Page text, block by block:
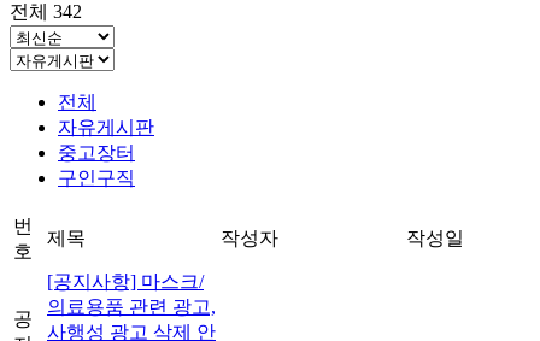
전체 342
전체
자유게시판
중고장터
구인구직
번
호
제목 작성자 작성일
공
[공지사항] 마스크/
의료용품 관련 광고,
사행성 광고 삭제 안